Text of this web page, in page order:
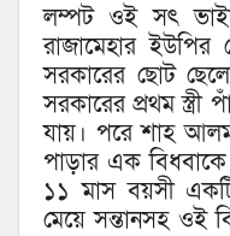
লম্পট ওই সৎ
রাজামেহার
সরকারের ছোট
সরকারের প্রথম স্ত্রী
যায়। পরে শাহ আলম
পাড়ার এক
১১ মাস বয়সী
মেয়ে সন্তানসহ ওই